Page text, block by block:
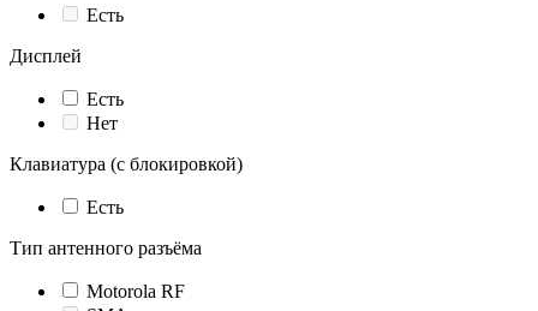
Есть
Дисплей
Есть
Нет
Клавиатура (с блокировкой)
Есть
Тип антенного разъёма
Motorola RF